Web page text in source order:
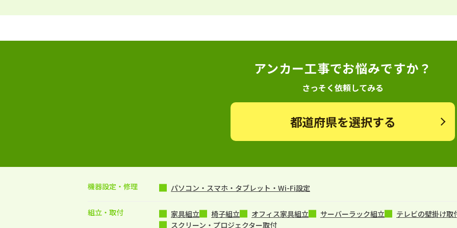
アンカー工事でお悩みですか？
さっそく依頼してみる
都道府県を選択する
機器設定・修理 パソコン・スマホ・タブレット・Wi-Fi設定
組立・取付 家具組立 椅子組立 オフィス家具組立 サーバーラック組立 テレビの壁掛け取
スクリーン・プロジェクター取付